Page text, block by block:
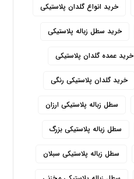
خرید انواع گلدان پلاستیکی
خرید سطل زباله پلاستیکی
خرید عمده گلدان پلاستیکی
خرید گلدان پلاستیکی رنگی
سطل زباله پلاستیکی ارزان
سطل زباله پلاستیکی بزرگ
سطل زباله پلاستیکی سبلان